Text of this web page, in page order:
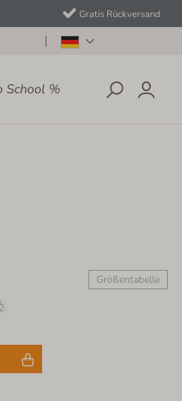
Gratis Rückversand
School %
Größentabelle